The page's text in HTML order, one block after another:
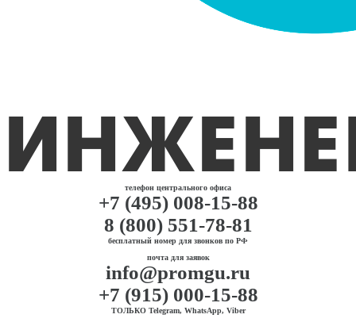
телефон центрального офиса
+7 (495) 008-15-88
8 (800) 551-78-81
бесплатный номер для звонков по РФ
почта для заявок
info@promgu.ru
+7 (915) 000-15-88
ТОЛЬКО Telegram, WhatsApp, Viber